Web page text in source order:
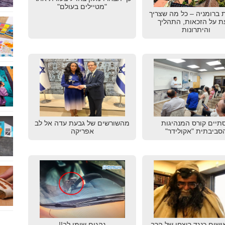
ברומניה – כל מה שצריך
על הזכאות, התהליך
והיתרונות
"מטיילים בעולם"
קורס המנהיגות
"אקולידר"
מהשורשים של גבעת עדה אל לב
אפריקה